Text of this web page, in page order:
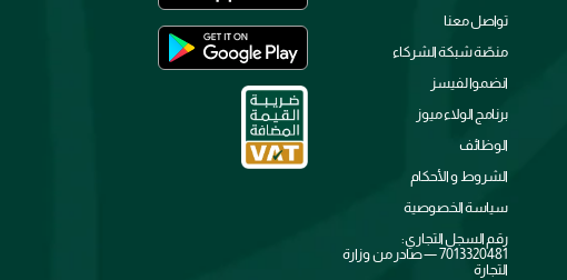
تواصل معنا
منصّة شبكة الشركاء
انضموا لفيسز
برنامج الولاء ميوز
الوظائف
الشروط و الأحكام
سياسة الخصوصية
رقم السجل التجاري:
7013320481 — صادر من وزارة
التجارة